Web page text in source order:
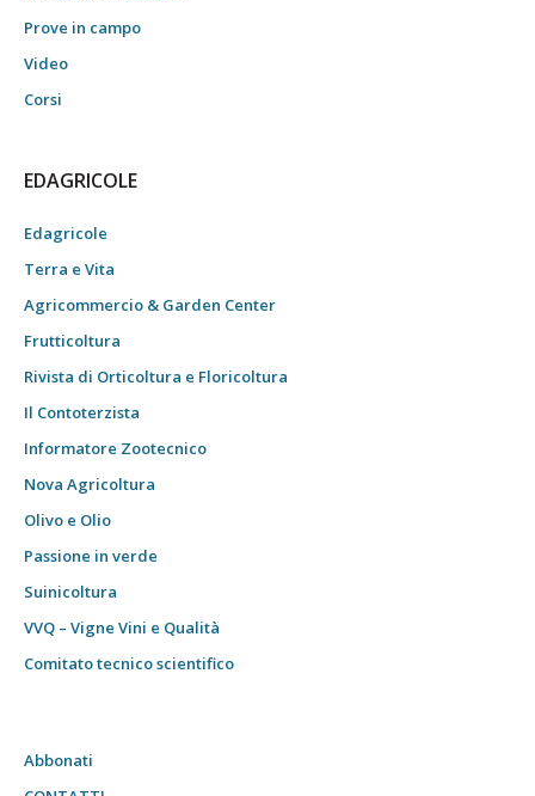
Prove in campo
Video
Corsi
EDAGRICOLE
Edagricole
Terra e Vita
Agricommercio & Garden Center
Frutticoltura
Rivista di Orticoltura e Floricoltura
Il Contoterzista
Informatore Zootecnico
Nova Agricoltura
Olivo e Olio
Passione in verde
Suinicoltura
VVQ – Vigne Vini e Qualità
Comitato tecnico scientifico
Abbonati